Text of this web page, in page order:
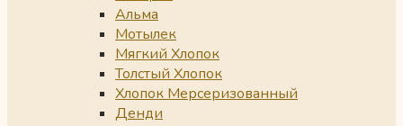
Альма
Мотылек
Мягкий Хлопок
Толстый Хлопок
Хлопок Мерсеризованный
Денди